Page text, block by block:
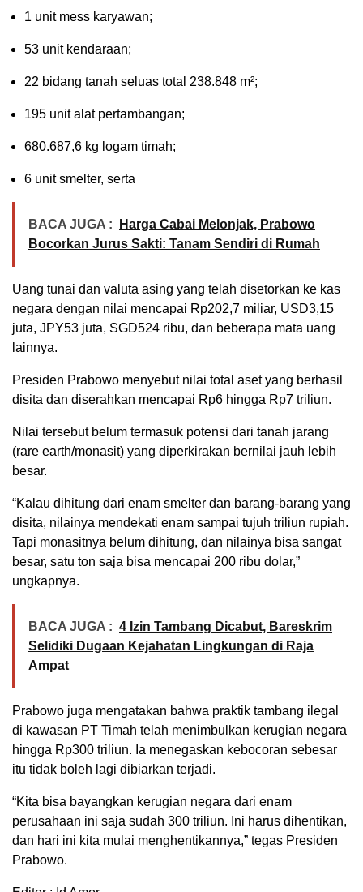
1 unit mess karyawan;
53 unit kendaraan;
22 bidang tanah seluas total 238.848 m²;
195 unit alat pertambangan;
680.687,6 kg logam timah;
6 unit smelter, serta
BACA JUGA :
Harga Cabai Melonjak, Prabowo
Bocorkan Jurus Sakti: Tanam Sendiri di Rumah
Uang tunai dan valuta asing yang telah disetorkan ke kas
negara dengan nilai mencapai Rp202,7 miliar, USD3,15
juta, JPY53 juta, SGD524 ribu, dan beberapa mata uang
lainnya.
Presiden Prabowo menyebut nilai total aset yang berhasil
disita dan diserahkan mencapai Rp6 hingga Rp7 triliun.
Nilai tersebut belum termasuk potensi dari tanah jarang
(rare earth/monasit) yang diperkirakan bernilai jauh lebih
besar.
“Kalau dihitung dari enam smelter dan barang-barang yang
disita, nilainya mendekati enam sampai tujuh triliun rupiah.
Tapi monasitnya belum dihitung, dan nilainya bisa sangat
besar, satu ton saja bisa mencapai 200 ribu dolar,”
ungkapnya.
BACA JUGA : 4 Izin Tambang Dicabut, Bareskrim
Selidiki Dugaan Kejahatan Lingkungan di Raja
Ampat
Prabowo juga mengatakan bahwa praktik tambang ilegal
di kawasan PT Timah telah menimbulkan kerugian negara
hingga Rp300 triliun. Ia menegaskan kebocoran sebesar
itu tidak boleh lagi dibiarkan terjadi.
“Kita bisa bayangkan kerugian negara dari enam
perusahaan ini saja sudah 300 triliun. Ini harus dihentikan,
dan hari ini kita mulai menghentikannya,” tegas Presiden
Prabowo.